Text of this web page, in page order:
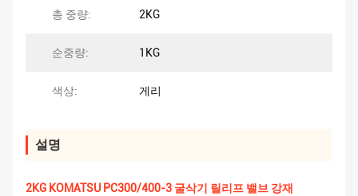
총 중량: 2KG
순중량: 1KG
색상: 게리
설명
2KG KOMATSU PC300/400-3 굴삭기 릴리프 밸브 강재